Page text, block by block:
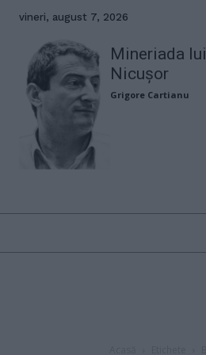
vineri, august 7, 2026
Mineriada lui
Nicușor
Grigore Cartianu